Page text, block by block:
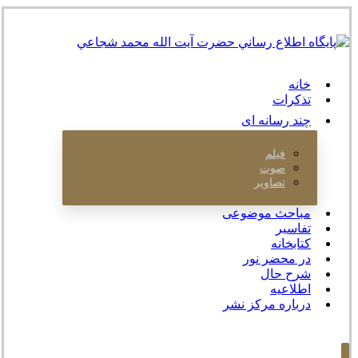
خانه
تذکرات
چند رسانه ای
فیلم
صوت
تصاویر
مباحث موضوعی
تفاسیر
کتابخانه
در محضر نور
شرح حال
اطلاعیه
درباره مرکز نشر